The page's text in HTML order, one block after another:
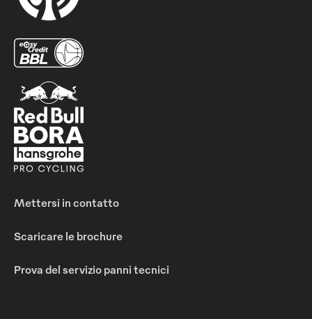
Mettersi in contatto
Scaricare le brochure
Prova del servizio panni tecnici